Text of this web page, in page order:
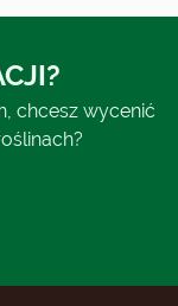
chcesz wycenić